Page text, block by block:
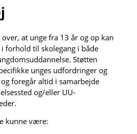
at unge fra 13 år og op kan
forhold til skolegang i både
Støtten
unges udfordringer og
foregår altid i samarbejde
og/eller UU-
kunne være: